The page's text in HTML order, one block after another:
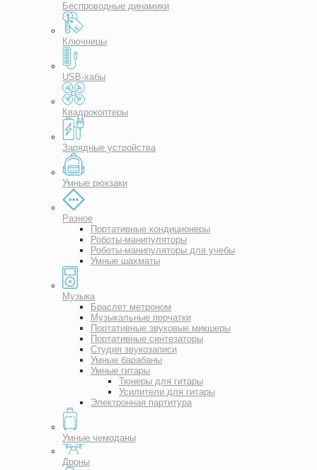
Беспроводные динамики
Ключницы
USB-хабы
Квадрокоптеры
Зарядные устройства
Умные рюкзаки
Разное
Портативные кондиционеры
Роботы-манипуляторы
Роботы-манипуляторы для учебы
Умные шахматы
Музыка
Браслет метроном
Музыкальные перчатки
Портативные звуковые микшеры
Портативные синтезаторы
Студия звукозаписи
Умные барабаны
Умные гитары
Тюнеры для гитары
Усилители для гитары
Электронная партитура
Умные чемоданы
Дроны